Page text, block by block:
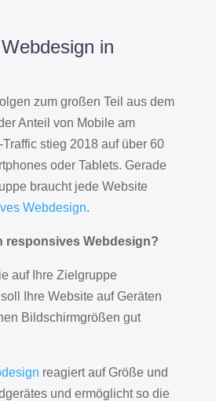
in
zum großen Teil aus dem
Anteil von Mobile am
stieg 2018 auf über 60
oder Tablets. Gerade
braucht jede Website
Webdesign.
responsives Webdesign?
auf Ihre Zielgruppe
Ihre Website auf Geräten
Bildschirmgrößen gut
reagiert auf Größe und
und ermöglicht so die